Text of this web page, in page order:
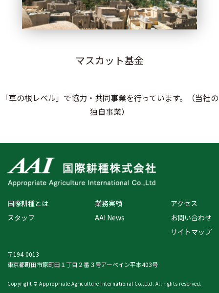
マスカット基金
「草の根レベル」で協力・共同事業を行っています。（当社の
独自事業）
国際耕種とは
スタッフ
業務実績
AAI News
アクセス
お問い合わせ
サイトマップ
〒194-0013
東京都町田市原町田１丁目２番３号アーベイン平本403号
Copyright © Appropriate Agriculture International Co.,Ltd. All rights reserved.